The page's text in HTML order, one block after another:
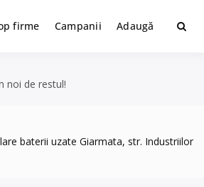
firme Campanii Adaugă
noi de restul!
baterii uzate Giarmata, str. Industriilor